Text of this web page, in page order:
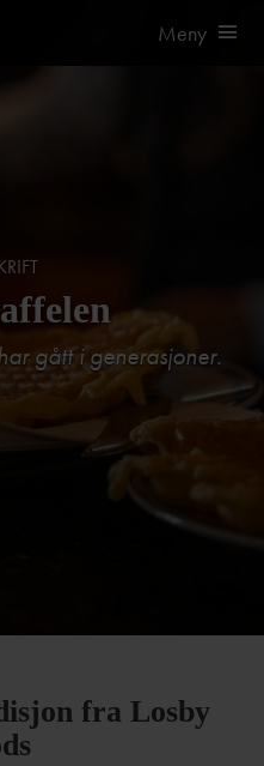
Meny
gått i generasjoner.
fra Losby